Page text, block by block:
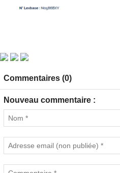
Commentaires (0)
Nouveau commentaire :